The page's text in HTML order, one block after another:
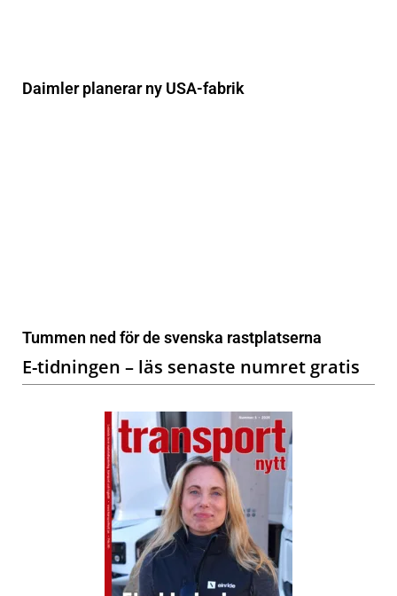
Daimler planerar ny USA-fabrik
Tummen ned för de svenska rastplatserna
E-tidningen – läs senaste numret gratis